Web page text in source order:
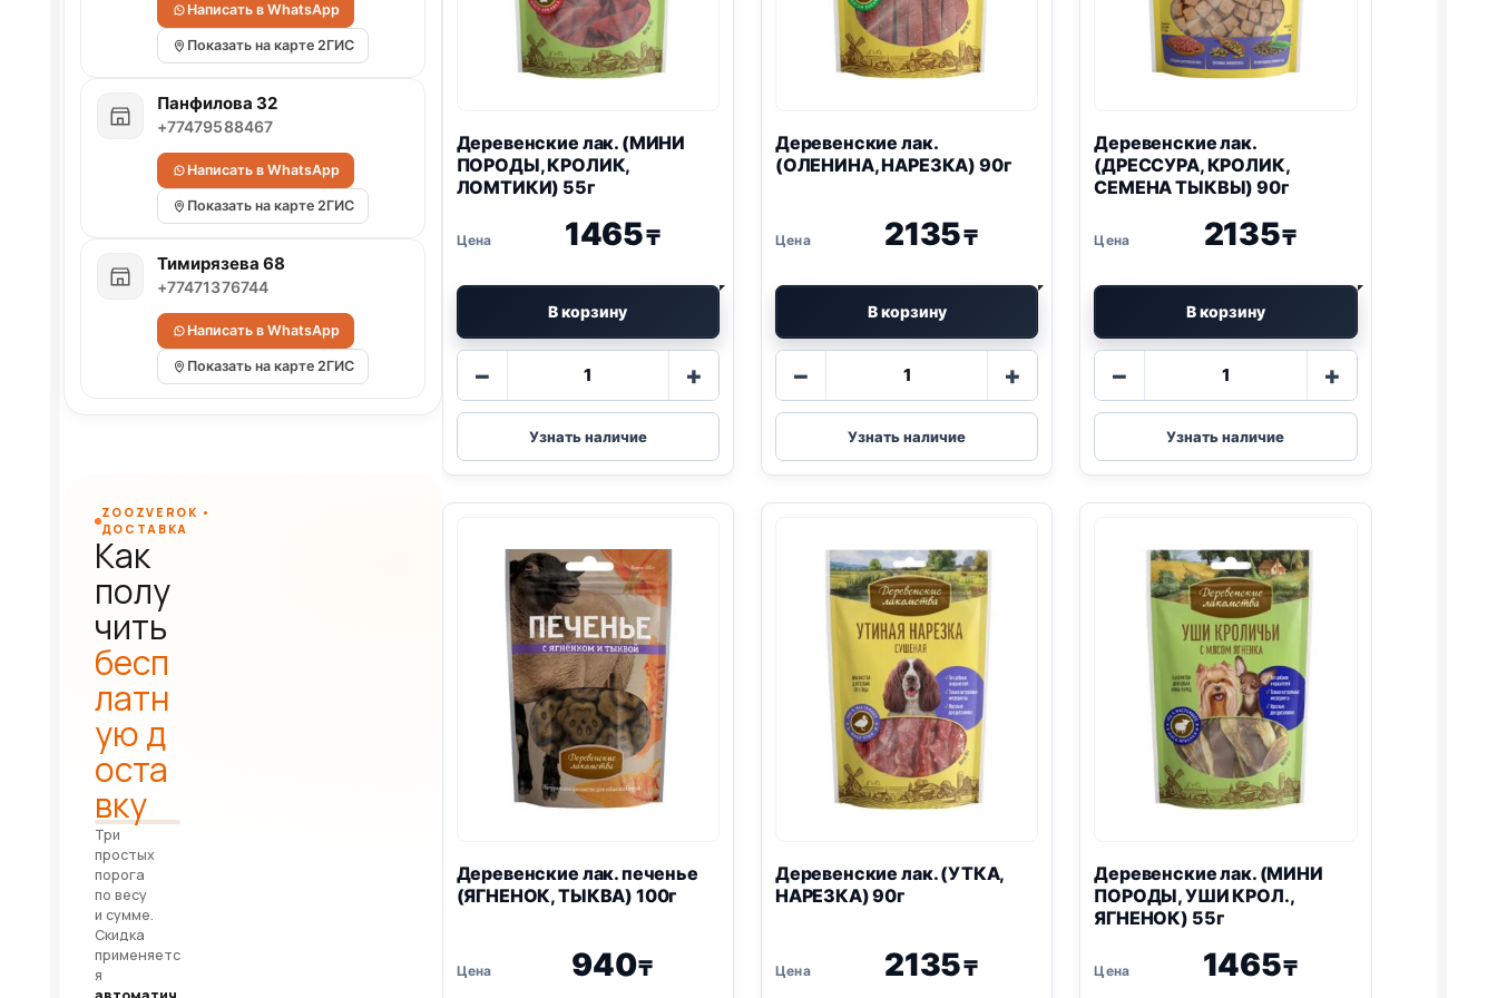
Деревенские лак. (МИНИ
ПОРОДЫ, КРОЛИК,
ЛОМТИКИ) 55г
1465₸
В корзину
−
товара
Деревенские
лак.
ПОРОДЫ,
КРОЛИК,
55г
+
Узнать наличие
Деревенские лак.
(ОЛЕНИНА, НАРЕЗКА) 90г
2135₸
В корзину
−
товара
Деревенские
лак.
НАРЕЗКА)
90г
+
Узнать наличие
Деревенские лак.
(ДРЕССУРА, КРОЛИК,
СЕМЕНА ТЫКВЫ) 90г
2135₸
В корзину
−
товара
Деревенские
лак.
КРОЛИК,
СЕМЕНА
90г
+
Узнать наличие
Деревенские лак. печенье
(ЯГНЕНОК, ТЫКВА) 100г
940₸
Деревенские лак. (УТКА,
НАРЕЗКА) 90г
2135₸
Деревенские лак. (МИНИ
ПОРОДЫ, УШИ КРОЛ.,
ЯГНЕНОК) 55г
1465₸
Написать в WhatsApp
Показать на карте 2ГИС
Панфилова 32
+77479588467
Написать в WhatsApp
Показать на карте 2ГИС
Тимирязева 68
+77471376744
Написать в WhatsApp
Показать на карте 2ГИС
ZOOZVEROK •
ДОСТАВКА
Как
полу
чить
бесп
латн
ую д
оста
вку
Три
простых
порога
по весу
и сумме.
Скидка
применяетс
я